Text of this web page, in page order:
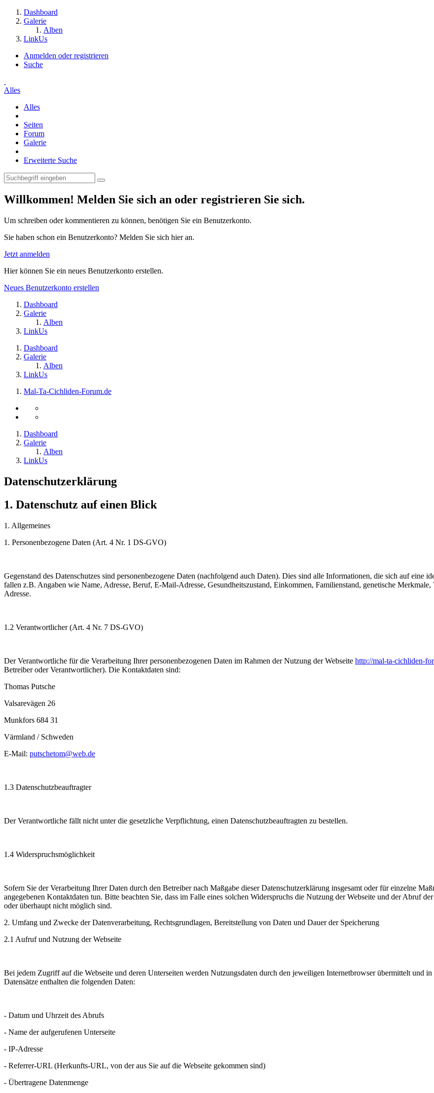
Dashboard
Galerie
Alben
LinkUs
Anmelden oder registrieren
Suche
Alles
Alles
Seiten
Forum
Galerie
Erweiterte Suche
Willkommen! Melden Sie sich an oder registrieren Sie sich.
Um schreiben oder kommentieren zu können, benötigen Sie ein Benutzerkonto.
Sie haben schon ein Benutzerkonto? Melden Sie sich hier an.
Jetzt anmelden
Hier können Sie ein neues Benutzerkonto erstellen.
Neues Benutzerkonto erstellen
Dashboard
Galerie
Alben
LinkUs
Dashboard
Galerie
Alben
LinkUs
Mal-Ta-Cichliden-Forum.de
Dashboard
Galerie
Alben
LinkUs
Datenschutzerklärung
1. Datenschutz auf einen Blick
1. Allgemeines
1. Personenbezogene Daten (Art. 4 Nr. 1 DS-GVO)
Gegenstand des Datenschutzes sind personenbezogene Daten (nachfolgend auch Daten). Dies sind alle Informationen, die sich auf eine
fallen z.B. Angaben wie Name, Adresse, Beruf, E-Mail-Adresse, Gesundheitszustand, Einkommen, Familienstand, genetische
Adresse.
1.2 Verantwortlicher (Art. 4 Nr. 7 DS-GVO)
Der Verantwortliche für die Verarbeitung Ihrer personenbezogenen Daten im Rahmen der Nutzung der Webseite http://mal-ta-cichliden-
Betreiber oder Verantwortlicher). Die Kontaktdaten sind:
Thomas Putsche
Valsarevägen 26
Munkfors 684 31
Värmland / Schweden
E-Mail: putschetom@web.de
1.3 Datenschutzbeauftragter
Der Verantwortliche fällt nicht unter die gesetzliche Verpflichtung, einen Datenschutzbeauftragten zu bestellen.
1.4 Widerspruchsmöglichkeit
Sofern Sie der Verarbeitung Ihrer Daten durch den Betreiber nach Maßgabe dieser Datenschutzerklärung insgesamt oder für einzelne
angegebenen Kontaktdaten tun. Bitte beachten Sie, dass im Falle eines solchen Widerspruchs die Nutzung der Webseite und der Abruf
oder überhaupt nicht möglich sind.
2. Umfang und Zwecke der Datenverarbeitung, Rechtsgrundlagen, Bereitstellung von Daten und Dauer der Speicherung
2.1 Aufruf und Nutzung der Webseite
Bei jedem Zugriff auf die Webseite und deren Unterseiten werden Nutzungsdaten durch den jeweiligen Internetbrowser übermittelt und
Datensätze enthalten die folgenden Daten:
- Datum und Uhrzeit des Abrufs
- Name der aufgerufenen Unterseite
- IP-Adresse
- Referrer-URL (Herkunfts-URL, von der aus Sie auf die Webseite gekommen sind)
- Übertragene Datenmenge